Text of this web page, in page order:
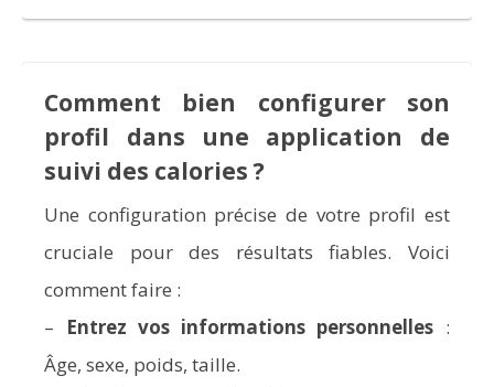
Comment bien configurer son
profil dans une application de
suivi des calories?
Une configuration précise de votre profil est
cruciale pour des résultats fiables. Voici
comment faire :
–
Entrez vos informations personnelles :
Âge, sexe, poids, taille.